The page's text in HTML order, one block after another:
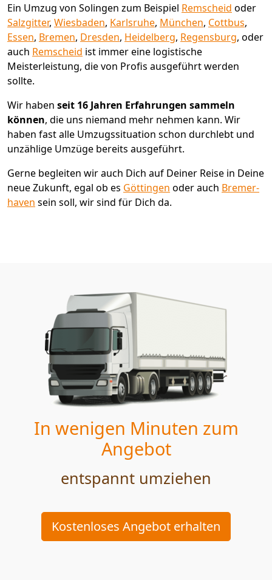
Ein Umzug von Solingen zum Beispiel Remscheid oder
Salzgitter, Wiesbaden, Karlsruhe, München, Cottbus,
Essen, Bremen, Dresden, Heidelberg, Regensburg, oder
auch Remscheid ist immer eine logistische
Meisterleistung, die von Profis ausgeführt werden
sollte.
Wir haben seit 16 Jahren Erfahrungen sammeln
können, die uns niemand mehr nehmen kann. Wir
haben fast alle Umzugssituation schon durchlebt und
unzählige Umzüge bereits ausgeführt.
Gerne begleiten wir auch Dich auf Deiner Reise in Deine
neue Zukunft, egal ob es Göttingen oder auch Bremer­
haven sein soll, wir sind für Dich da.
In wenigen Minuten zum
Angebot
entspannt umziehen
Kostenloses Angebot erhalten